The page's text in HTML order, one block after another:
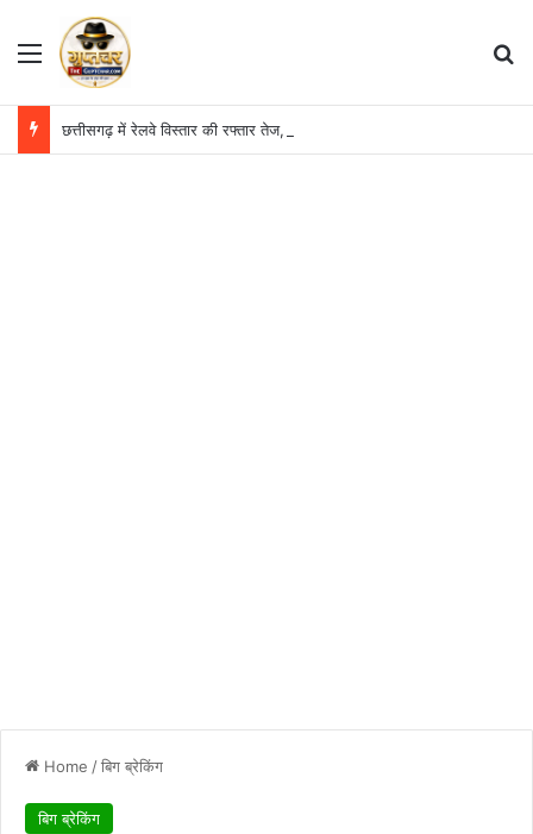
Menu
Home /बिग ब्रेकिंग
बिग ब्रेकिंग